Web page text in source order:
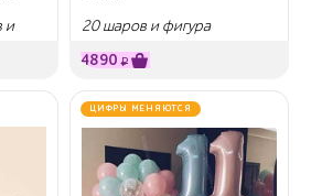
и
20 шаров и фигура
4890 ₽
ЦИФРЫ МЕНЯЮТСЯ